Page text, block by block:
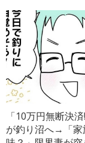
「10万円無断決
が釣り沼へ→「家